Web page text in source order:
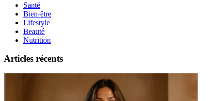
Santé
Bien-être
Lifestyle
Beauté
Nutrition
Articles récents